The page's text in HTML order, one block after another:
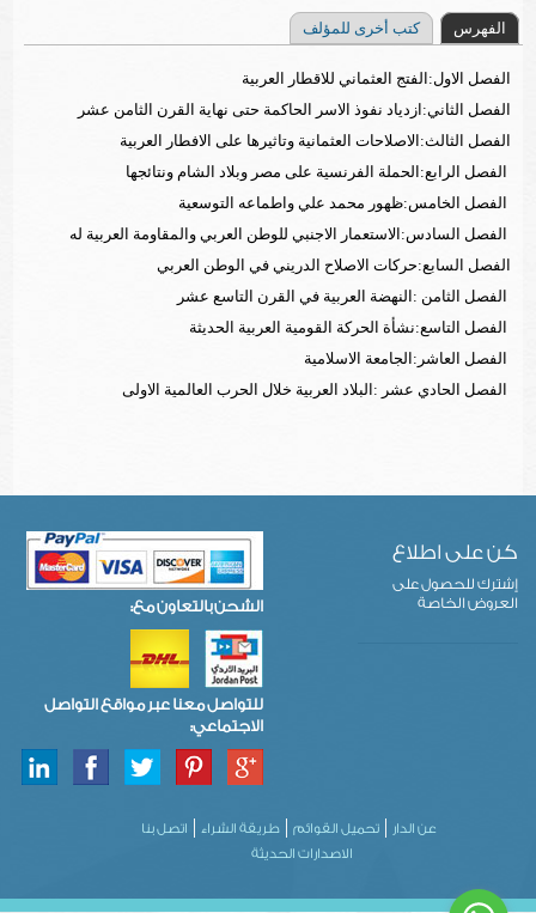
الفهرس كتب أخرى للمؤلف
الفصل الاول:الفتج العثماني للاقطار العربية
الفصل الثاني:ازدياد نفوذ الاسر الحاكمة حتى نهاية القرن الثامن عشر
الفصل الثالث:الاصلاحات العثمانية وتاثيرها على الافطار العربية
الفصل الرابع:الحملة الفرنسية على مصر وبلاد الشام ونتائجها
الفصل الخامس:ظهور محمد علي واطماعه التوسعية
الفصل السادس:الاستعمار الاجنبي للوطن العربي والمقاومة العربية له
الفصل السابع:حركات الاصلاح الدريني في الوطن العربي
الفصل الثامن :النهضة العربية في القرن التاسع عشر
الفصل التاسع:نشأة الحركة القومية العربية الحديثة
الفصل العاشر:الجامعة الاسلامية
الفصل الحادي عشر :البلاد العربية خلال الحرب العالمية الاولى
كن على اطلاع
إشترك للحصول على
العروض الخاصة
الشحن بالتعاون مع:
للتواصل معنا عبر مواقع التواصل
الاجتماعي:
عن الدار تحميل القوائم طريقة الشراء
اتصل بنا
الاصدارات الحديثة